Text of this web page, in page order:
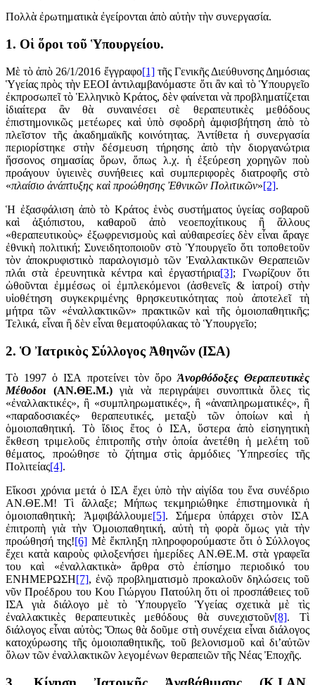
Πολλὰ ἐρωτηματικὰ ἐγείρονται ἀπὸ αὐτὴν τὴν συνεργασία.
1. Οἱ ὅροι τοῦ Ὑπουργείου.
Μὲ τὸ ἀπὸ 26/1/2016 ἔγγραφο[1]τῆς Γενικῆς Διεύθυνσης Δημόσιας
Ὑγείας πρὸς τὴν ΕΕΟΙ ἀντιλαμβανόμαστε ὅτι ἂν καὶ τὸ Ὑπουργεῖο
ἐκπροσωπεῖ τὸ Ἑλληνικὸ Κράτος, δὲν φαίνεται νὰ προβληματίζεται
ἰδιαίτερα ἂν θὰ συναινέσει σὲ θεραπευτικὲς μεθόδους
ἐπιστημονικῶς μετέωρες καὶ ὑπὸ σφοδρὴ ἀμφισβήτηση ἀπὸ τὸ
πλεῖστον τῆς ἀκαδημαϊκῆς κοινότητας. Ἀντίθετα ἡ συνεργασία
περιορίστηκε στὴν δέσμευση τήρησης ἀπὸ τὴν διοργανώτρια
ἥσσονος σημασίας ὅρων, ὅπως λ.χ. ἡ ἐξεύρεση χορηγῶν ποὺ
προάγουν ὑγιεινὲς συνήθειες καὶ συμπεριφορὲς διατροφῆς στὸ
«πλαίσιο ἀνάπτυξης καὶ προώθησης Ἐθνικῶν Πολιτικῶν»[2].
Ἡ ἐξασφάλιση ἀπὸ τὸ Κράτος ἑνὸς συστήματος ὑγείας σοβαροῦ
καὶ ἀξιόπιστου, καθαροῦ ἀπὸ νεοεποχίτικους ἢ ἄλλους
«θεραπευτικοὺς» ἐξωφρενισμοὺς καὶ αὐθαιρεσίες δὲν εἶναι ἄραγε
ἐθνικὴ πολιτική; Συνειδητοποιοῦν στὸ Ὑπουργεῖο ὅτι τοποθετοῦν
τὸν ἀποκρυφιστικὸ παραλογισμὸ τῶν Ἐναλλακτικῶν Θεραπειῶν
πλάι στὰ ἐρευνητικὰ κέντρα καὶ ἐργαστήρια[3]; Γνωρίζουν ὅτι
ὠθοῦνται ἐμμέσως οἱ ἐμπλεκόμενοι (ἀσθενεῖς & ἰατροί) στὴν
υἱοθέτηση συγκεκριμένης θρησκευτικότητας ποὺ ἀποτελεῖ τὴ
μήτρα τῶν «ἐναλλακτικῶν» πρακτικῶν καὶ τῆς ὁμοιοπαθητικῆς;
Τελικά, εἶναι ἢ δὲν εἶναι θεματοφύλακας τὸ Ὑπουργεῖο;
2. Ὁ Ἰατρικὸς Σύλλογος Ἀθηνῶν (ΙΣΑ)
Τὸ 1997 ὁ ΙΣΑ προτείνει τὸν ὅρο Ἀνορθόδοξες Θεραπευτικὲς
Μέθοδοι
(ΑΝ.ΘΕ.Μ.)γιὰ νὰ περιγράψει συνοπτικὰ ὅλες τὶς
«ἐναλλακτικές», ἢ «συμπληρωματικές», ἢ «ἀναπληρωματικές», ἢ
«παραδοσιακές» θεραπευτικές, μεταξὺ τῶν ὁποίων καὶ ἡ
ὁμοιοπαθητική. Τὸ ἴδιος ἔτος ὁ ΙΣΑ, ὕστερα ἀπὸ εἰσηγητικὴ
ἔκθεση τριμελοῦς ἐπιτροπῆς στὴν ὁποία ἀνετέθη ἡ μελέτη τοῦ
θέματος, προώθησε τὸ ζήτημα στὶς ἁρμόδιες Ὑπηρεσίες τῆς
Πολιτείας[4].
Εἴκοσι χρόνια μετά ὁ ΙΣΑ ἔχει ὑπὸ τὴν αἰγίδα του ἕνα συνέδριο
ΑΝ.ΘΕ.Μ! Τὶ ἄλλαξε; Μήπως τεκμηριώθηκε ἐπιστημονικὰ ἡ
ὁμοιοπαθητικὴ; Ἀμφιβάλλουμε[5]. Σήμερα ὑπάρχει στὸν ΙΣΑ
ἐπιτροπὴ γιὰ τὴν Ὁμοιοπαθητική, αὐτὴ τὴ φορὰ ὅμως γιὰ τὴν
προώθησή της![6] Μὲ ἔκπληξη πληροφορούμαστε ὅτι ὁ Σύλλογος
ἔχει κατὰ καιροὺς φιλοξενήσει ἡμερίδες ΑΝ.ΘΕ.Μ. στὰ γραφεῖα
του καὶ «ἐναλλακτικὰ» ἄρθρα στὸ ἐπίσημο περιοδικό του
ΕΝΗΜΕΡΩΣΗ[7], ἐνῷ προβληματισμὸ προκαλοῦν δηλώσεις τοῦ
νῦν Προέδρου του Κου Γιώργου Πατούλη ὅτι οἱ προσπάθειες τοῦ
ΙΣΑ γιὰ διάλογο μὲ τὸ Ὑπουργεῖο Ὑγείας σχετικὰ μὲ τὶς
ἐναλλακτικὲς θεραπευτικὲς μεθόδους θὰ συνεχιστοῦν[8]. Τὶ
διάλογος εἶναι αὐτὸς; Ὅπως θὰ δοῦμε στὴ συνέχεια εἶναι διάλογος
κατοχύρωσης τῆς ὁμοιοπαθητικῆς, τοῦ βελονισμοῦ καὶ δι’αὐτῶν
ὅλων τῶν ἐναλλακτικῶν λεγομένων θεραπειῶν τῆς Νέας Ἐποχῆς.